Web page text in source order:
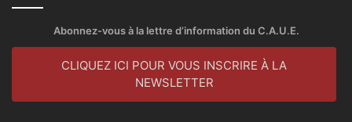
Abonnez-vous à la lettre d’information du C.A.U.E.
CLIQUEZ ICI POUR VOUS INSCRIRE À LA
NEWSLETTER